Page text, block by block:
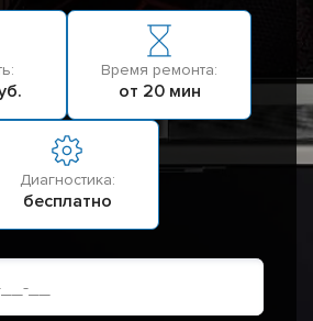
Время ремонта:
от 20 мин
Диагностика:
бесплатно